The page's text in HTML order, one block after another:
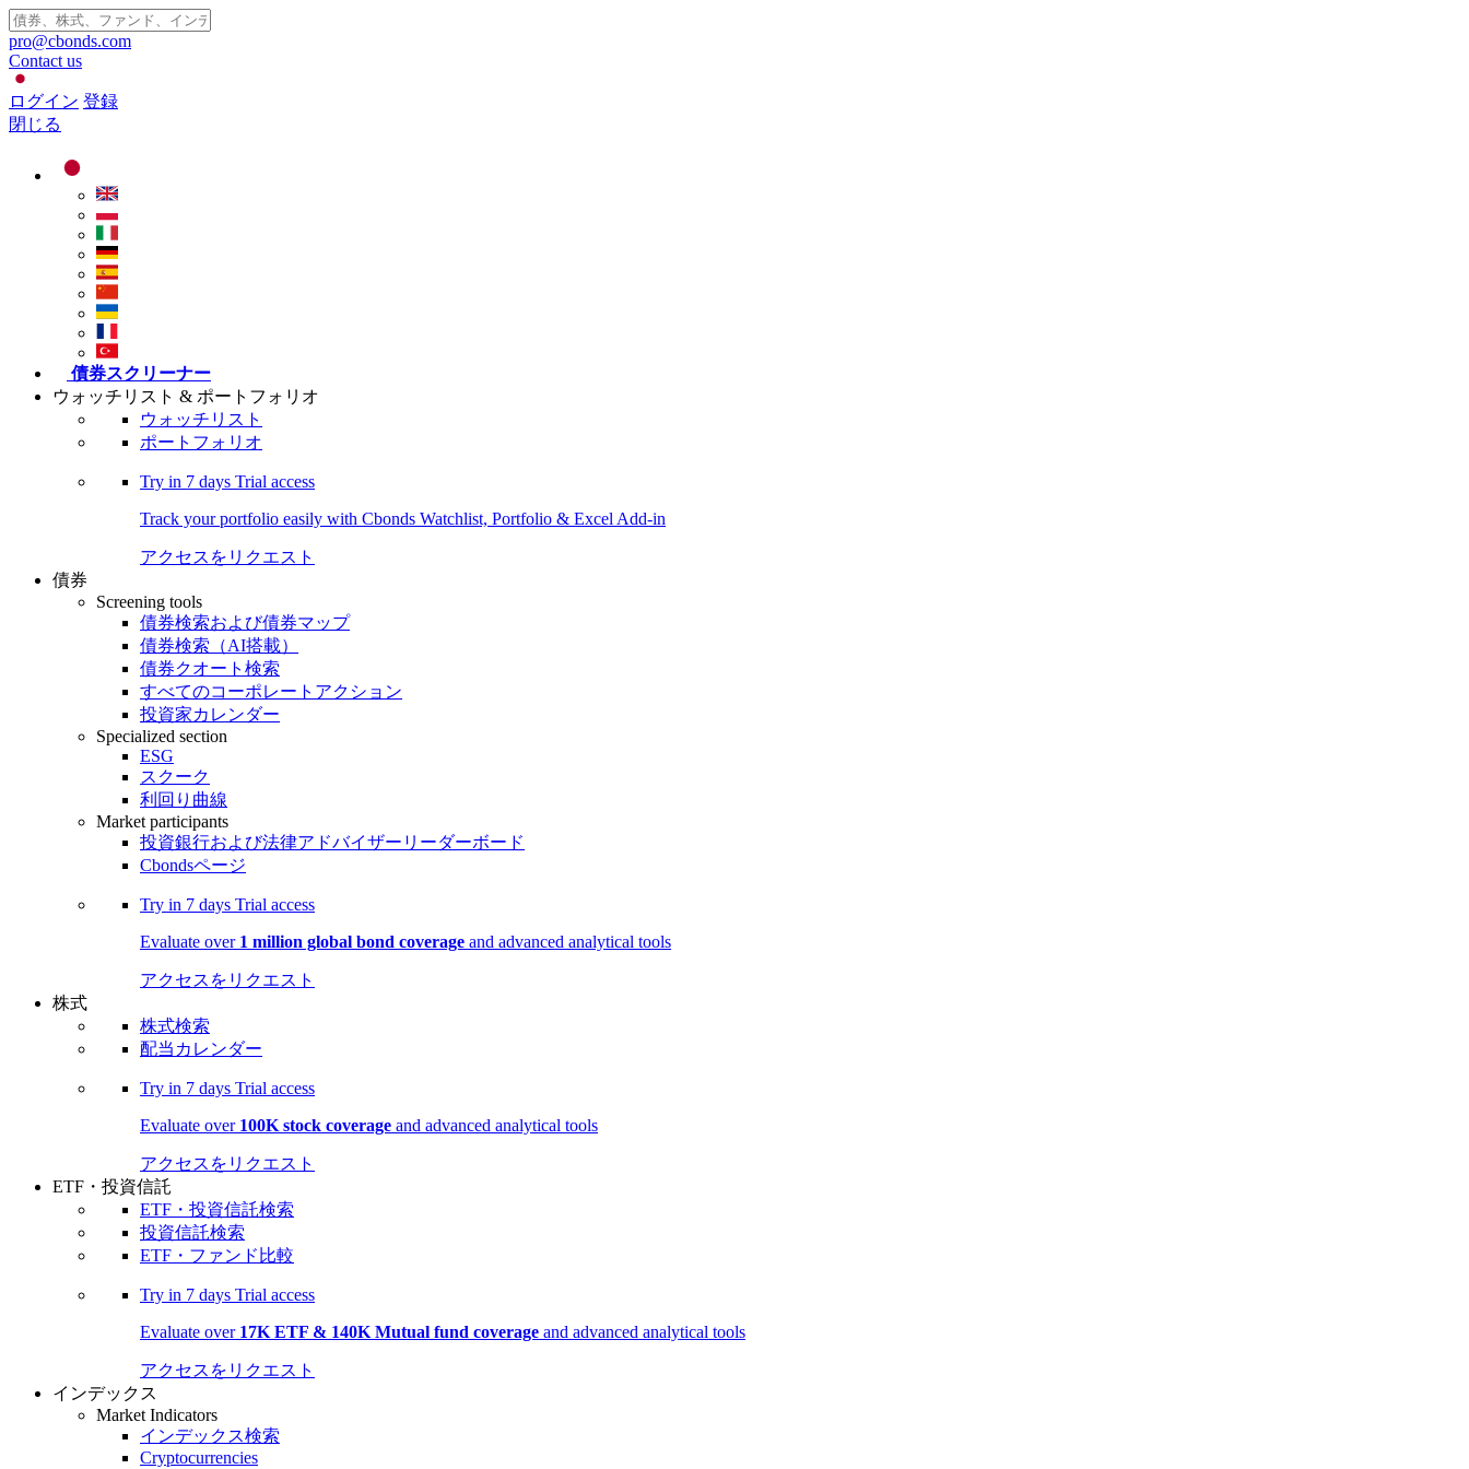
pro@cbonds.com
Contact us
ログイン 登録
閉じる
債券スクリーナー
ウォッチリスト & ポートフォリオ
ウォッチリスト
ポートフォリオ
Try in 7 days Trial access
Track your portfolio easily with Cbonds Watchlist, Portfolio & Excel Add-in
アクセスをリクエスト
債券
Screening tools
債券検索および債券マップ
債券検索（AI搭載）
債券クオート検索
すべてのコーポレートアクション
投資家カレンダー
Specialized section
ESG
スクーク
利回り曲線
Market participants
投資銀行および法律アドバイザーリーダーボード
Cbondsページ
Try in 7 days Trial access
Evaluate over 1 million global bond coverage and advanced analytical tools
アクセスをリクエスト
株式
株式検索
配当カレンダー
Try in 7 days Trial access
Evaluate over 100K stock coverage and advanced analytical tools
アクセスをリクエスト
ETF・投資信託
ETF・投資信託検索
投資信託検索
ETF・ファンド比較
Try in 7 days Trial access
Evaluate over 17K ETF & 140K Mutual fund coverage and advanced analytical tools
アクセスをリクエスト
インデックス
Market Indicators
インデックス検索
Cryptocurrencies